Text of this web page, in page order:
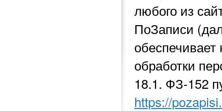
любого из
ПоЗаписи
обработки
18.1. ФЗ-152
https://